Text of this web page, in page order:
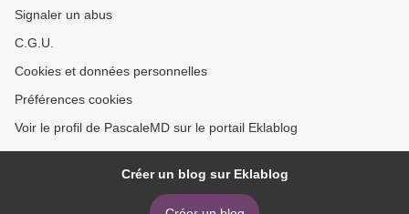
Signaler un abus
C.G.U.
Cookies et données personnelles
Préférences cookies
Voir le profil de PascaleMD sur le portail Eklablog
Créer un blog sur Eklablog